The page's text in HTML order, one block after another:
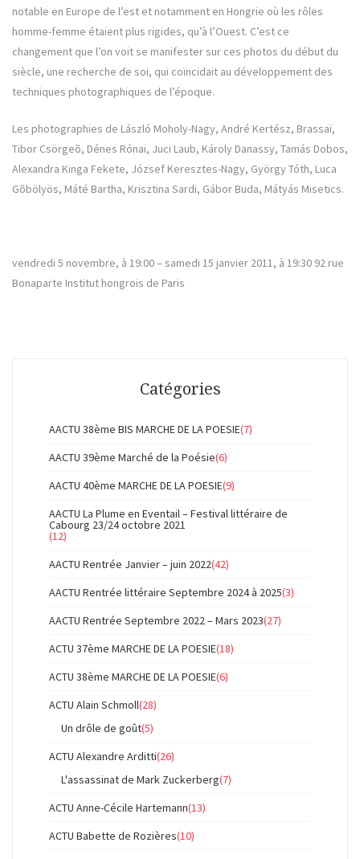
notable en Europe de l’est et notamment en Hongrie où les rôles
homme-femme étaient plus rigides, qu’à l’Ouest. C’est ce
changement que l’on voit se manifester sur ces photos du début du
siècle, une recherche de soi, qui coïncidait au développement des
techniques photographiques de l’époque.
Les photographies de László Moholy-Nagy, André Kertész, Brassaï,
Tibor Csörgeõ, Dénes Rónai, Juci Laub, Károly Danassy, Tamás Dobos,
Alexandra Kinga Fekete, József Keresztes-Nagy, György Tóth, Luca
Gõbölyös, Máté Bartha, Krisztina Sardi, Gábor Buda, Mátyás Misetics.
vendredi 5 novembre, à 19:00 – samedi 15 janvier 2011, à 19:30 92 rue
Bonaparte Institut hongrois de Paris
Catégories
AACTU 38ème BIS MARCHE DE LA POESIE(7)
AACTU 39ème Marché de la Poésie(6)
AACTU 40ème MARCHE DE LA POESIE(9)
AACTU La Plume en Eventail – Festival littéraire de
Cabourg 23/24 octobre 2021
(12)
AACTU Rentrée Janvier – juin 2022(42)
AACTU Rentrée littéraire Septembre 2024 à 2025(3)
AACTU Rentrée Septembre 2022 – Mars 2023(27)
ACTU 37ème MARCHE DE LA POESIE(18)
ACTU 38ème MARCHE DE LA POESIE(6)
ACTU Alain Schmoll(28)
Un drôle de goût(5)
ACTU Alexandre Arditti(26)
L'assassinat de Mark Zuckerberg(7)
ACTU Anne-Cécile Hartemann(13)
ACTU Babette de Rozières(10)